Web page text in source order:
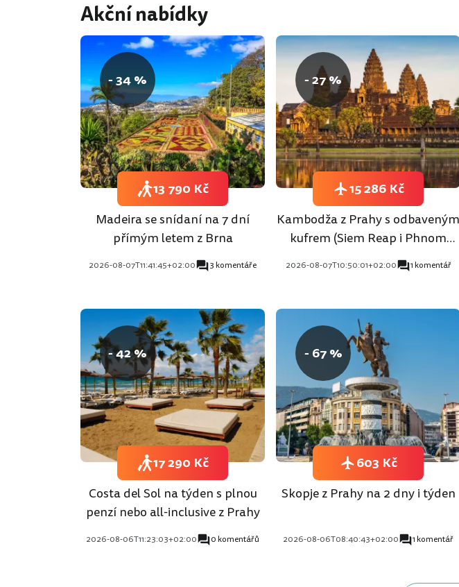
Akční nabídky
- 34 %
Madeira se snídaní na 7 dní
přímým letem z Brna
2026-08-07T11:41:45+02:00 3 komentáře
13 790 Kč
- 27 %
Kambodža z Prahy s odbaveným
kufrem (Siem Reap i Phnom
2026-08-07T10:50:01+02:00 1 komentář
15 286 Kč
- 42 %
Costa del Sol na týden s plnou
penzí nebo all-inclusive z Prahy
2026-08-06T11:23:03+02:00 0 komentářů
17 290 Kč
- 67 %
Skopje z Prahy na 2 dny i týden
2026-08-06T08:40:43+02:00 1 komentář
603 Kč